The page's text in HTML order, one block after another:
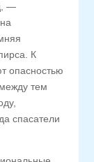
—
К
опасностью
тем
спасатели